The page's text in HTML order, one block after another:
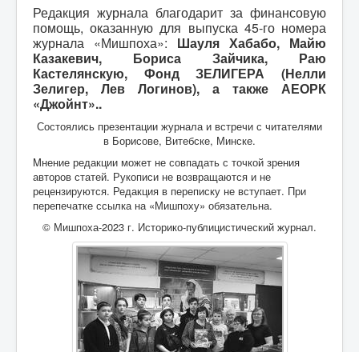
Родословная
Редакционный подвальчик
Мартиролог
Кухня Мишпохи
Карта сайта
Старо-Улановичское кладбище
Местечко Колышки, старинное еврейское
кладбище
Редакция журнала благодарит за финансовую
помощь, оказанную для выпуска 45-го номера
журнала «Мишпоха»: Шауля Хабабо, Майю
Казакевич, Бориса Зайчика, Раю
Кастелянскую, Фонд ЗЕЛИГЕРА (Нелли
Зелигер, Лев Логинов), а также АЕОРК
«Джойнт»..
Состоялись презентации журнала и встречи с читателями
в Борисове, Витебске, Минске.
Mнение редакции может не совпадать с точкой зрения
авторов статей. Рукописи не возвращаются и не
рецензируются. Редакция в переписку не вступает. При
перепечатке ссылка на «Мишпоху» обязательна.
© Мишпоха-2023 г. Историко-публицистический журнал.